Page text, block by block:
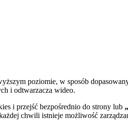
poziomie, w sposób
i odtwarzacza wideo.
i przejść bezpośrednio do strony lub
chwili istnieje możliwość